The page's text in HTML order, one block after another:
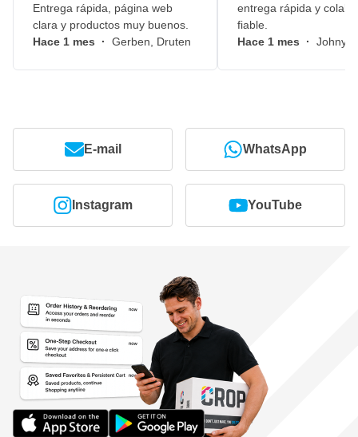
Entrega rápida, página web
clara y productos muy buenos.
Hace 1 mes · Gerben, Druten
entrega rápida y
fiable.
Hace 1 mes · Johny,
E-mail WhatsApp
Instagram YouTube